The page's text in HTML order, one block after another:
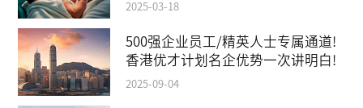
2025-03-18
500强企业员工/精英人士专属通道!
香港优才计划名企优势一次讲明白!
2025-09-04